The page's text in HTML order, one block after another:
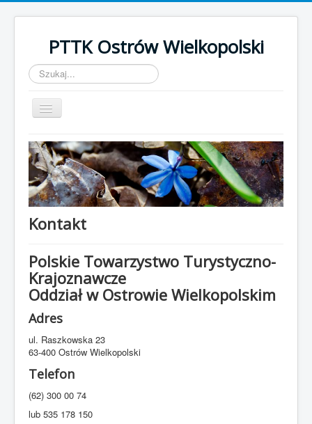
PTTK Ostrów Wielkopolski
Szukaj...
Przełącz
nawigację
Start
Kalendarz Imprez 2022
Galeria
O nas
Odznaki
Kontakt
Polskie Towarzystwo Turystyczno-
Krajoznawcze
Oddział w Ostrowie Wielkopolskim
Adres
ul. Raszkowska 23
63-400 Ostrów Wielkopolski
Telefon
(62) 300 00 74
lub 535 178 150